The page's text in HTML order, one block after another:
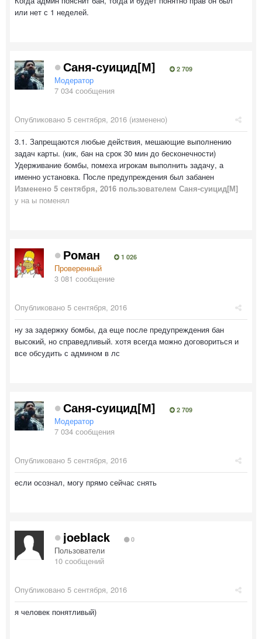
или нет с 1 неделей.
Саня-суицид[М] 2 709
Модератор
7 034 сообщения
Опубликовано 5 сентября, 2016 (изменено)
3.1. Запрещаются любые действия, мешающие выполнению
задач карты. (кик, бан на срок 30 мин до бесконечности)
Удерживание бомбы, помеха игрокам выполнить задачу, а
именно установка. После предупреждения был забанен
Изменено 5 сентября, 2016 пользователем Саня-суицид[М]
у на ы поменял
Роман 1 026
Проверенный
3 081 сообщение
Опубликовано 5 сентября, 2016
ну за задержку бомбы, да еще после предупреждения бан
высокий, но справедливый. хотя всегда можно договориться и
все обсудить с админом в лс
Саня-суицид[М] 2 709
Модератор
7 034 сообщения
Опубликовано 5 сентября, 2016
если осознал, могу прямо сейчас снять
joeblack 0
Пользователи
10 сообщений
Опубликовано 5 сентября, 2016
я человек понятливый)